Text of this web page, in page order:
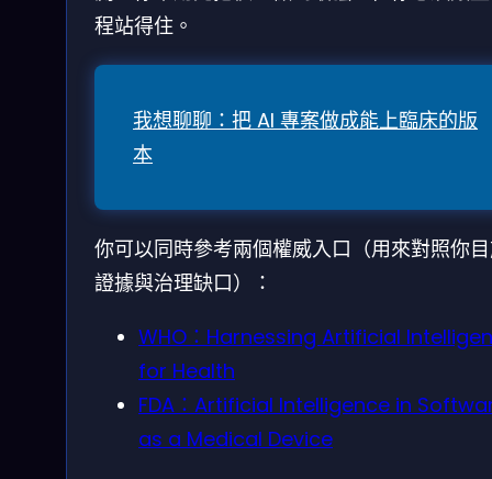
程站得住。
我想聊聊：把 AI 專案做成能上臨床的版
本
你可以同時參考兩個權威入口（用來對照你
證據與治理缺口）：
WHO：Harnessing Artificial
for Health
FDA：Artificial Intelligence in
as a Medical Device